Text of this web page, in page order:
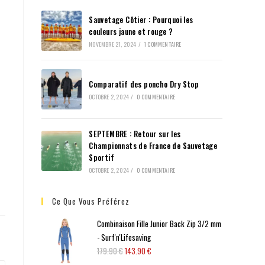
Sauvetage Côtier : Pourquoi les
couleurs jaune et rouge ?
NOVEMBRE 21, 2024 / 1 COMMENTAIRE
Comparatif des poncho Dry Stop
OCTOBRE 2, 2024 / 0 COMMENTAIRE
SEPTEMBRE : Retour sur les
Championnats de France de Sauvetage
Sportif
OCTOBRE 2, 2024 / 0 COMMENTAIRE
Ce Que Vous Préférez
Combinaison Fille Junior Back Zip 3/2 mm
- Surf'n'Lifesaving
179.90€143.90 €